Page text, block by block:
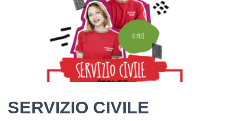
SERVIZIO CIVILE